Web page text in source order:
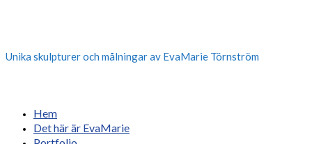
Unika skulpturer och målningar av EvaMarie Törnström
Hem
Det här är EvaMarie